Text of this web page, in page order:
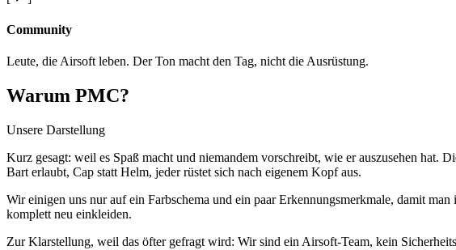
Community
Leute, die Airsoft leben. Der Ton macht den Tag, nicht die Ausrüstung.
Warum PMC?
Unsere Darstellung
Kurz gesagt: weil es Spaß macht und niemandem vorschreibt, wie er auszusehen
Bart erlaubt, Cap statt Helm, jeder rüstet sich nach eigenem Kopf aus.
Wir einigen uns nur auf ein Farbschema und ein paar Erkennungsmerkmale, damit
komplett neu einkleiden.
Zur Klarstellung, weil das öfter gefragt wird: Wir sind ein Airsoft-Team, kein